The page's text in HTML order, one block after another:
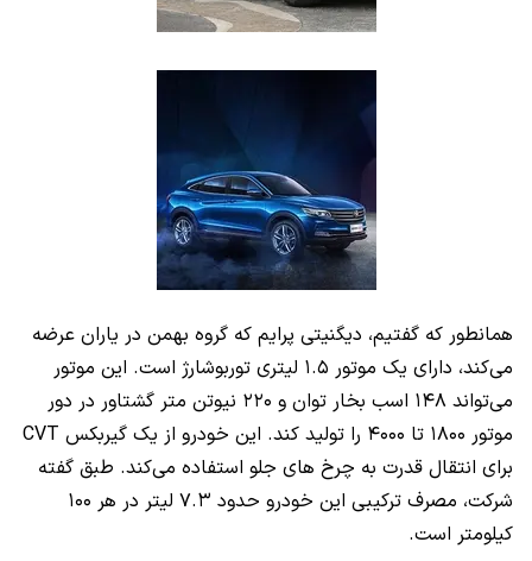
همانطور که گفتیم، دیگنیتی پرایم که گروه بهمن در یاران عرضه
می‌کند، دارای یک موتور ۱.۵ لیتری توربوشارژ است. این موتور
می‌تواند ۱۴۸ اسب بخار توان و ۲۲۰ نیوتن متر گشتاور در دور
موتور ۱۸۰۰ تا ۴۰۰۰ را تولید کند. این خودرو از یک گیربکس CVT
برای انتقال قدرت به چرخ های جلو استفاده می‌کند. طبق گفته‌
شرکت، مصرف ترکیبی این خودرو حدود ۷.۳ لیتر در هر ۱۰۰
کیلومتر است.